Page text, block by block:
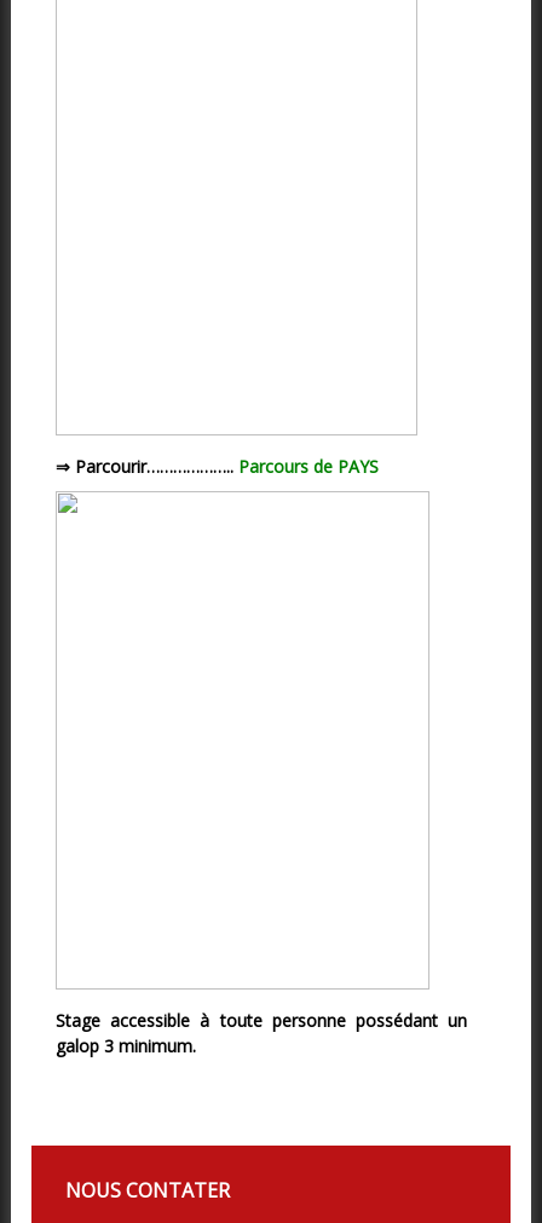
⇒ Parcourir……………….. Parcours de PAYS
Stage accessible à toute personne possédant un
galop 3 minimum.
NOUS CONTATER